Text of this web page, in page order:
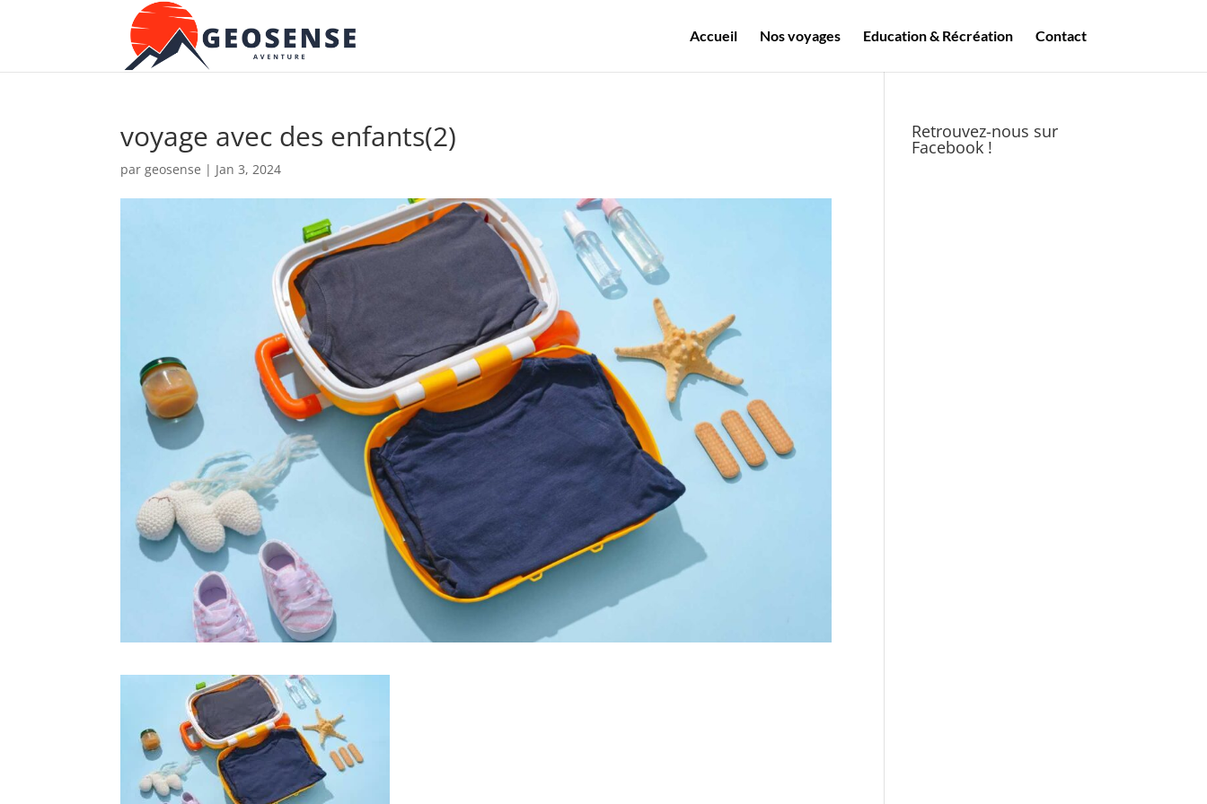
Accueil Nos voyages Education & Récréation Contact
voyage avec des enfants(2)
pargeosense | Jan 3, 2024
Retrouvez-nous sur
Facebook !